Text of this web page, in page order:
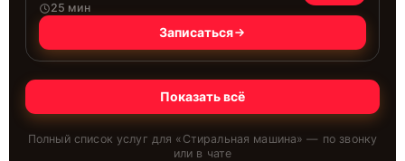
25 мин
Записаться
Показать всё
Полный список услуг для « Стиральная машина» — по звонку
или в чате